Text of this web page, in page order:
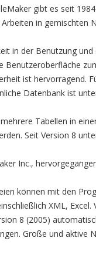
gibt es seit
in gemischten
in der Benutzung
Benutzeroberfläche
ist hervorragend.
Datenbank ist
Tabellen in
Seit Version 8
Inc.,
können mit den
XML,
8 (2005)
Große und aktive